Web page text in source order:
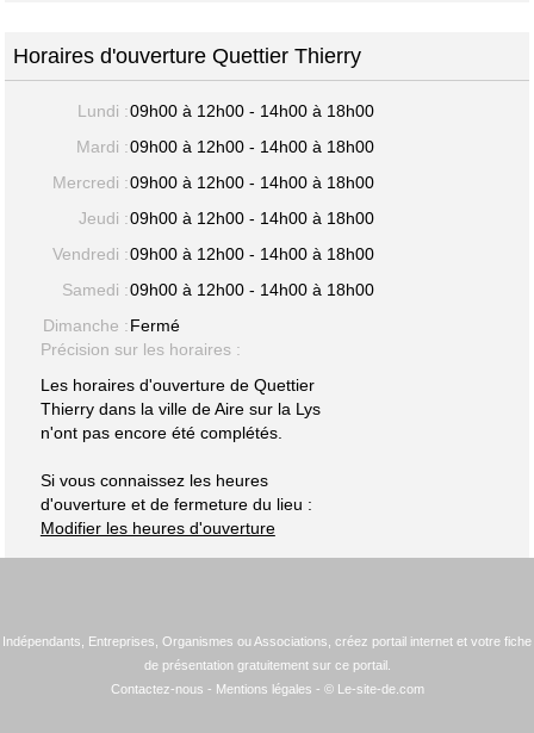
Horaires d'ouverture Quettier Thierry
Lundi :09h00 à 12h00 - 14h00 à 18h00
Mardi :09h00 à 12h00 - 14h00 à 18h00
Mercredi :09h00 à 12h00 - 14h00 à 18h00
Jeudi :09h00 à 12h00 - 14h00 à 18h00
Vendredi :09h00 à 12h00 - 14h00 à 18h00
Samedi :09h00 à 12h00 - 14h00 à 18h00
Dimanche :Fermé
Précision sur les horaires :
Les horaires d'ouverture de Quettier
Thierry dans la ville de Aire sur la Lys
n'ont pas encore été complétés.
Si vous connaissez les heures
d'ouverture et de fermeture du lieu :
Modifier les heures d'ouverture
Indépendants, Entreprises, Organismes ou Associations, créez portail internet et votre fiche
de présentation gratuitement sur ce portail.
Contactez-nous - Mentions légales - © Le-site-de.com